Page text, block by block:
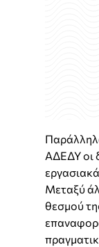
ΑΔΕΔΥ οι
Μεταξύ
θεσμού